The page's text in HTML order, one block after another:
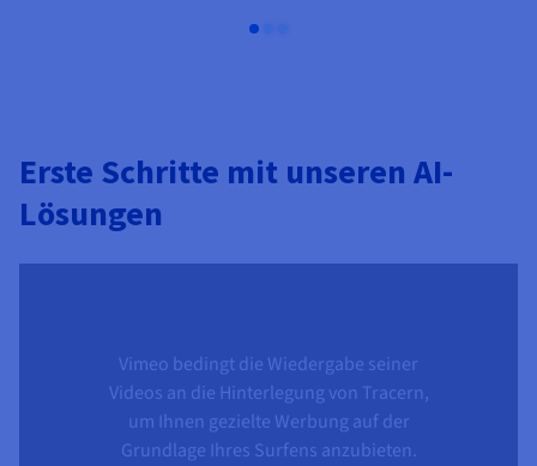
Erste Schritte mit unseren AI-
Lösungen
Vimeo bedingt die Wiedergabe seiner
Videos an die Hinterlegung von Tracern,
um Ihnen gezielte Werbung auf der
Grundlage Ihres Surfens anzubieten.